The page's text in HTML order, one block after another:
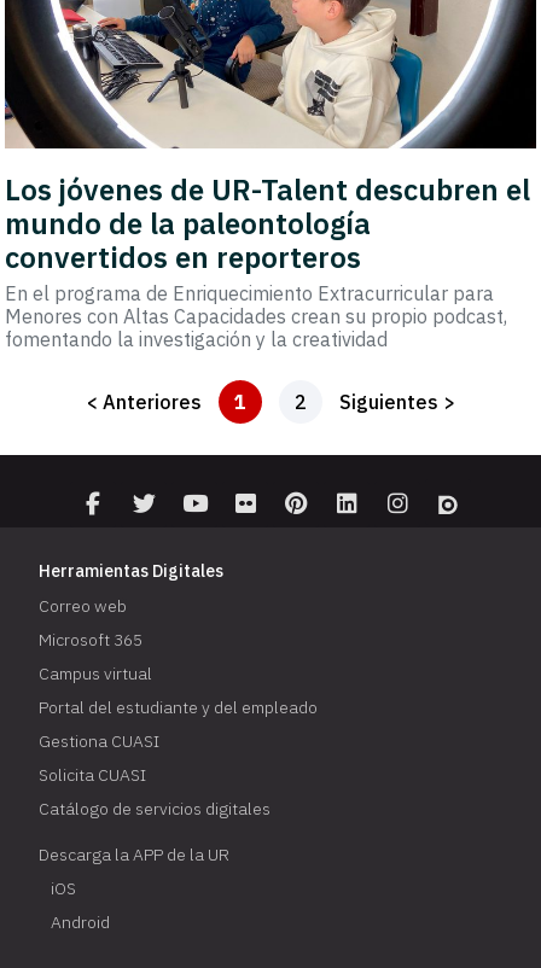
Los jóvenes de UR-Talent descubren el
mundo de la paleontología
convertidos en reporteros
En el programa de Enriquecimiento Extracurricular para
Menores con Altas Capacidades crean su propio podcast,
fomentando la investigación y la creatividad
< Anteriores 1 2 Siguientes >
Herramientas Digitales
Correo web
Microsoft 365
Campus virtual
Portal del estudiante y del empleado
Gestiona CUASI
Solicita CUASI
Catálogo de servicios digitales
Descarga la APP de la UR
iOS
Android